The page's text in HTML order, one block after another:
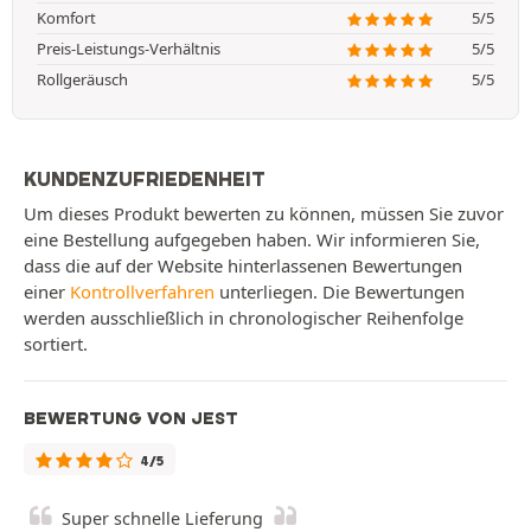
Komfort
5/5
Preis-Leistungs-Verhältnis
5/5
Rollgeräusch
5/5
KUNDENZUFRIEDENHEIT
Um dieses Produkt bewerten zu können, müssen Sie zuvor
eine Bestellung aufgegeben haben. Wir informieren Sie,
dass die auf der Website hinterlassenen Bewertungen
einer Kontrollverfahren unterliegen. Die Bewertungen
werden ausschließlich in chronologischer Reihenfolge
sortiert.
BEWERTUNG VON JEST
4/5
Super schnelle Lieferung